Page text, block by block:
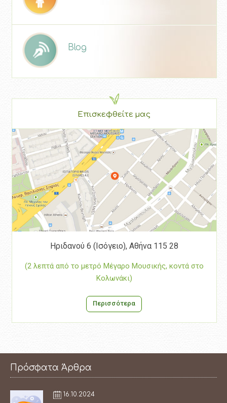
Blog
Επισκεφθείτε μας
Ηριδανού 6 (Ισόγειο), Αθήνα 115 28
(2 λεπτά από το μετρό Μέγαρο Μουσικής, κοντά στο
Κολωνάκι)
Περισσότερα
Πρόσφατα Άρθρα
16.10.2024